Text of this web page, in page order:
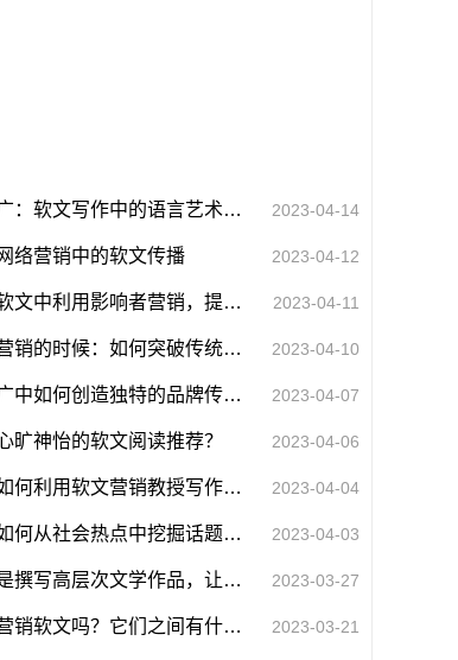
平台软文推广：软文写作中的语言艺术与情感营销 2023-04-14
络营销中的软文传播 2023-04-12
如何在销售软文中利用影响者营销，提高品牌曝光度 2023-04-11
在进行软文营销的时候：如何突破传统写作风格增强软文的吸引力？ 2023-04-10
软文宣传推广中如何创造独特的品牌传播效应？ 2023-04-07
旷神怡的软文阅读推荐？ 2023-04-06
写作技巧：如何利用软文营销教授写作技巧，提高文案质量？ 2023-04-04
软文营销：如何从社会热点中挖掘话题创意，提高新闻价值 2023-04-03
推销软文就是撰写高层次文学作品，让你的软文更有智慧和想象力 2023-03-27
促销软文是营销软文吗？它们之间有什么样的关系呢？ 2023-03-21